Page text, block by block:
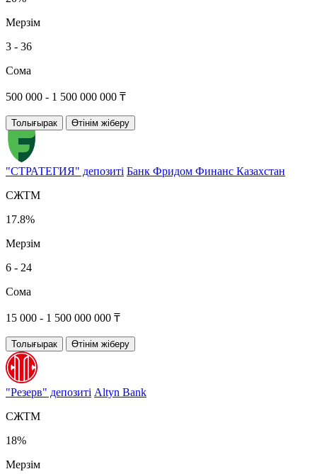
Мерзім
3 - 36
Сома
500 000 - 1 500 000 000 ₸
Толығырак Өтінім жіберу
"СТРАТЕГИЯ" депозиті Банк Фридом Финанс Казахстан
СЖТМ
17.8%
Мерзім
6 - 24
Сома
15 000 - 1 500 000 000 ₸
Толығырак Өтінім жіберу
"Резерв" депозиті Altyn Bank
СЖТМ
18%
Мерзім